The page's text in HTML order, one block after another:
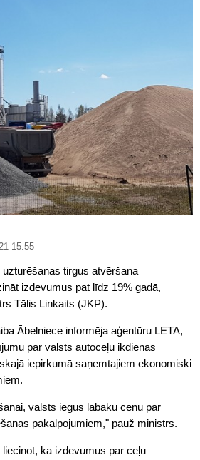
2021 15:55
tirgus atvēršana
izdevumus pat līdz 19% gadā,
Tālis Linkaits (JKP).
Ābelniece informēja aģentūru LETA,
par valsts autoceļu ikdienas
iepirkumā saņemtajiem ekonomiski
valsts iegūs labāku cenu par
pakalpojumiem," pauž ministrs.
ka izdevumus par ceļu